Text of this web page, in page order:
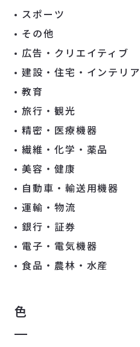
スポーツ
その他
広告・クリエイティブ
建設・住宅・インテリア
教育
旅行・観光
精密・医療機器
繊維・化学・薬品
美容・健康
自動車・輸送用機器
運輸・物流
銀行・証券
電子・電気機器
食品・農林・水産
色